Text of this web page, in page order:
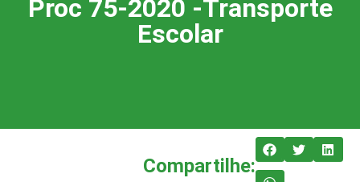
Proc 75-2020 -Transporte
Escolar
Compartilhe: